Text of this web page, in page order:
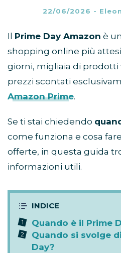
22/06/2026 -
Il Prime Day Amazon è
shopping online più
giorni, migliaia di prodotti
prezzi scontati
Amazon Prime.
Se ti stai chiedendo
come funziona e cosa
offerte, in questa guida
informazioni utili.
Quando è il Prime
Quando si svolge
Day?